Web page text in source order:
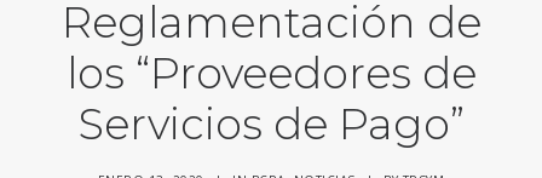
Reglamentación de
los “Proveedores de
Servicios de Pago”